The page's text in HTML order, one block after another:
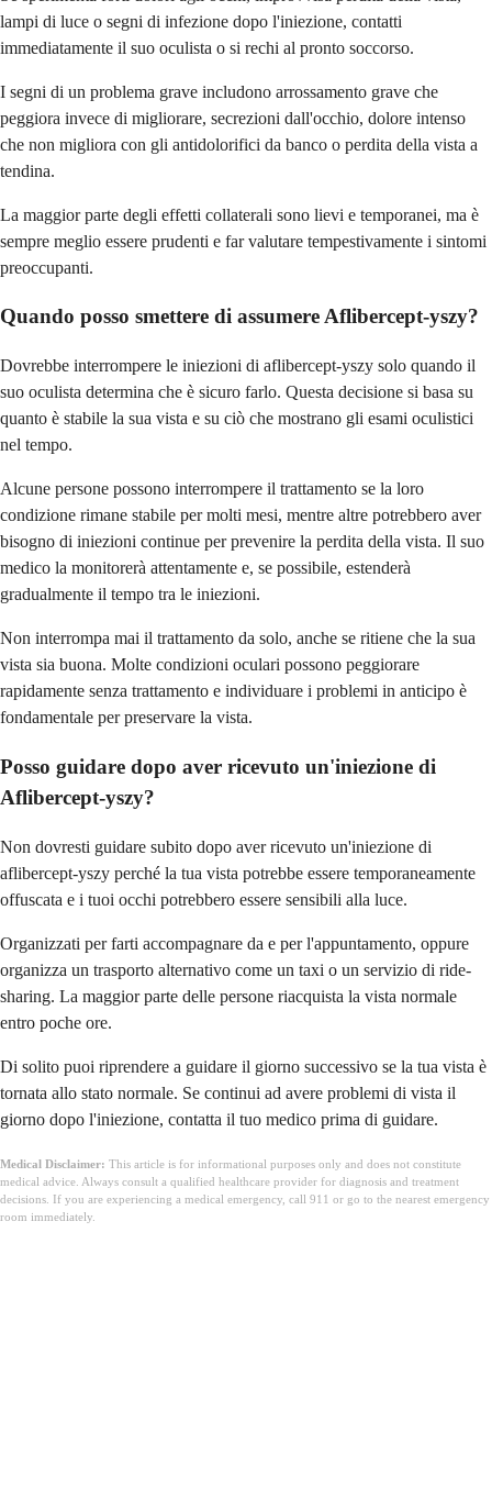
lampi di luce o segni di infezione dopo l'iniezione, contatti
immediatamente il suo oculista o si rechi al pronto soccorso.
I segni di un problema grave includono arrossamento grave che
peggiora invece di migliorare, secrezioni dall'occhio, dolore intenso
che non migliora con gli antidolorifici da banco o perdita della vista a
tendina.
La maggior parte degli effetti collaterali sono lievi e temporanei, ma è
sempre meglio essere prudenti e far valutare tempestivamente i sintomi
preoccupanti.
Quando posso smettere di assumere Aflibercept-yszy?
Dovrebbe interrompere le iniezioni di aflibercept-yszy solo quando il
suo oculista determina che è sicuro farlo. Questa decisione si basa su
quanto è stabile la sua vista e su ciò che mostrano gli esami oculistici
nel tempo.
Alcune persone possono interrompere il trattamento se la loro
condizione rimane stabile per molti mesi, mentre altre potrebbero aver
bisogno di iniezioni continue per prevenire la perdita della vista. Il suo
medico la monitorerà attentamente e, se possibile, estenderà
gradualmente il tempo tra le iniezioni.
Non interrompa mai il trattamento da solo, anche se ritiene che la sua
vista sia buona. Molte condizioni oculari possono peggiorare
rapidamente senza trattamento e individuare i problemi in anticipo è
fondamentale per preservare la vista.
Posso guidare dopo aver ricevuto un'iniezione di
Aflibercept-yszy?
Non dovresti guidare subito dopo aver ricevuto un'iniezione di
aflibercept-yszy perché la tua vista potrebbe essere temporaneamente
offuscata e i tuoi occhi potrebbero essere sensibili alla luce.
Organizzati per farti accompagnare da e per l'appuntamento, oppure
organizza un trasporto alternativo come un taxi o un servizio di ride-
sharing. La maggior parte delle persone riacquista la vista normale
entro poche ore.
Di solito puoi riprendere a guidare il giorno successivo se la tua vista è
tornata allo stato normale. Se continui ad avere problemi di vista il
giorno dopo l'iniezione, contatta il tuo medico prima di guidare.
Medical Disclaimer: This article is for informational purposes only and does not constitute
medical advice. Always consult a qualified healthcare provider for diagnosis and treatment
decisions. If you are experiencing a medical emergency, call 911 or go to the nearest emergency
room immediately.